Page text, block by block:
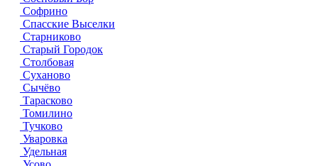
Софрино
Спасские Выселки
Старниково
Старый Городок
Столбовая
Суханово
Сычёво
Тарасково
Томилино
Тучково
Уваровка
Удельная